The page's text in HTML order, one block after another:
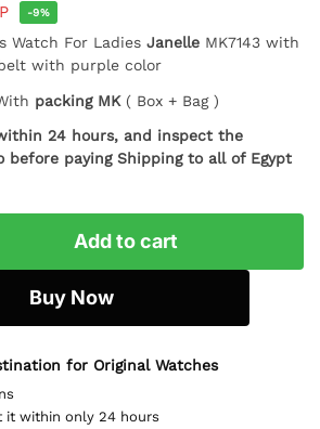
-9%
Watch For Ladies Janelle MK7143 with
with purple color
packing MK ( Box + Bag )
24 hours, and inspect the
before paying Shipping to all of Egypt
Add to cart
Buy Now
for Original Watches
it within only 24 hours